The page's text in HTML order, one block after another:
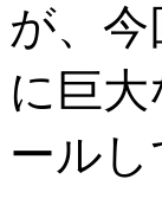
が、
に巨
ールし